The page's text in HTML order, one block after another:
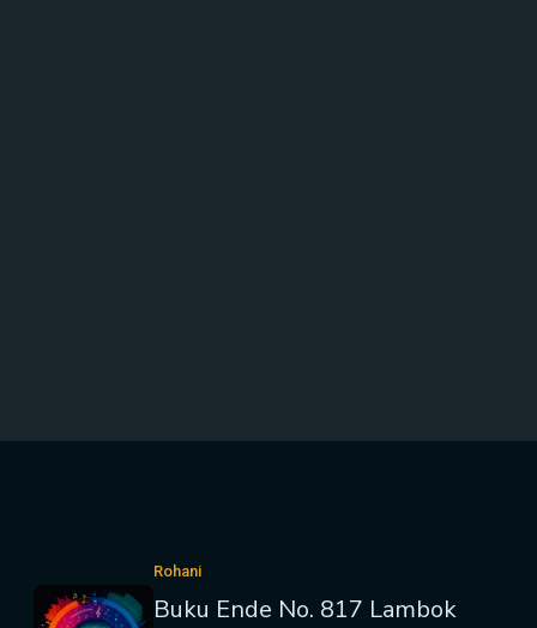
Rohani
Buku Ende No. 817 Lambok